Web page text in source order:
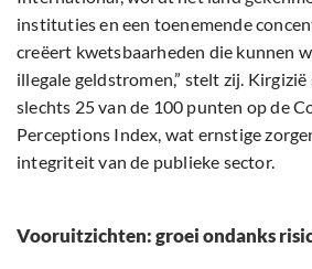
instituties en een toenemende
creëert kwetsbaarheden die kunnen
illegale geldstromen,” stelt zij.
slechts 25 van de 100 punten op de
Perceptions Index, wat ernstige
integriteit van de publieke sector.
Vooruitzichten: groei ondanks